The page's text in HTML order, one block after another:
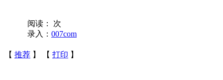
阅读：
次
录入： 007com
【 推荐 】 【 打印 】